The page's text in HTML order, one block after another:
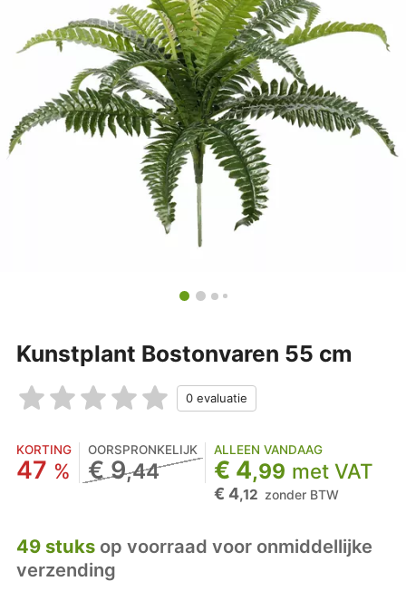
Kunstplant Bostonvaren 55 cm
KORTING
47 %
OORSPRONKELIJK
€ 9,44
ALLEEN VANDAAG
€ 4,99 met VAT
€ 4,12 zonder BTW
49 stuksop voorraad voor onmiddellijke
verzending